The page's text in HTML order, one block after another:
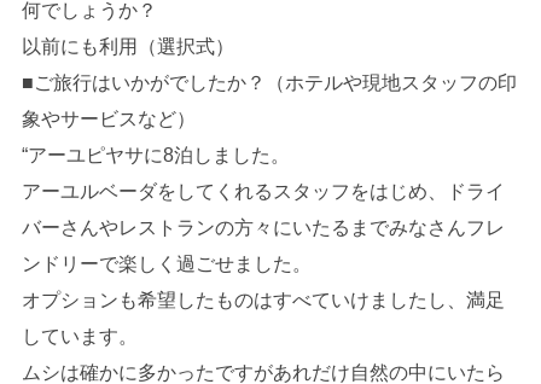
何でしょうか？
以前にも利用（選択式）
■ご旅行はいかがでしたか？（ホテルや現地スタッフの印
象やサービスなど）
“アーユピヤサに8泊しました。
アーユルベーダをしてくれるスタッフをはじめ、ドライ
バーさんやレストランの方々にいたるまでみなさんフレ
ンドリーで楽しく過ごせました。
オプションも希望したものはすべていけましたし、満足
しています。
ムシは確かに多かったですがあれだけ自然の中にいたら